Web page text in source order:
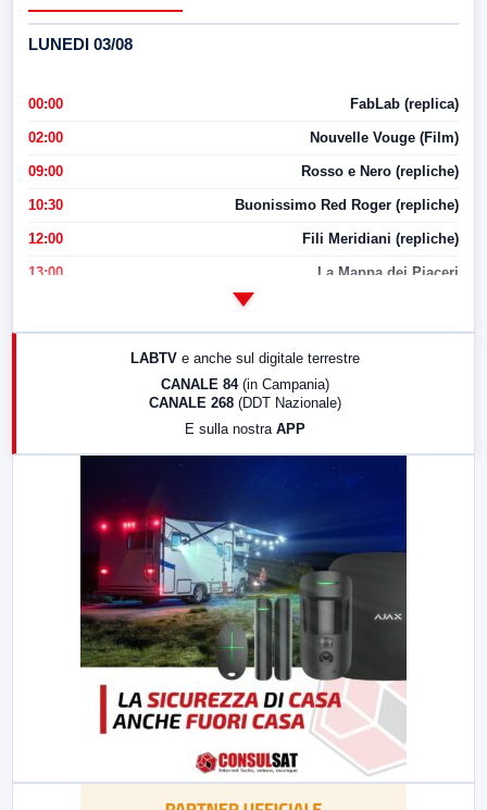
LUNEDI 03/08
00:00 FabLab (replica)
02:00 Nouvelle Vouge (Film)
09:00 Rosso e Nero (repliche)
10:30 Buonissimo Red Roger (repliche)
12:00 Fili Meridiani (repliche)
13:00 La Mappa dei Piaceri
LABTV e anche sul digitale terrestre
CANALE 84 (in Campania)
CANALE 268 (DDT Nazionale)
E sulla nostra APP